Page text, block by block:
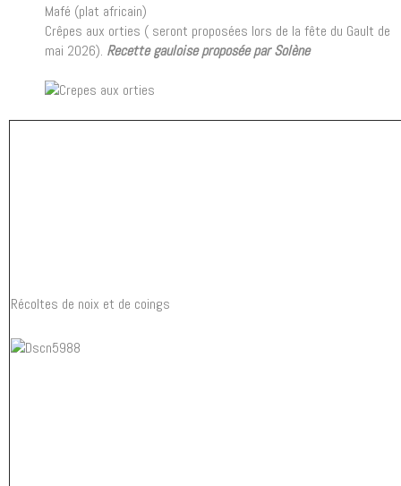
Mafé (plat africain)
Crêpes aux orties ( seront proposées lors de la fête du Gault de
mai 2026). Recette gauloise proposée par Solène
Récoltes de noix et de coings